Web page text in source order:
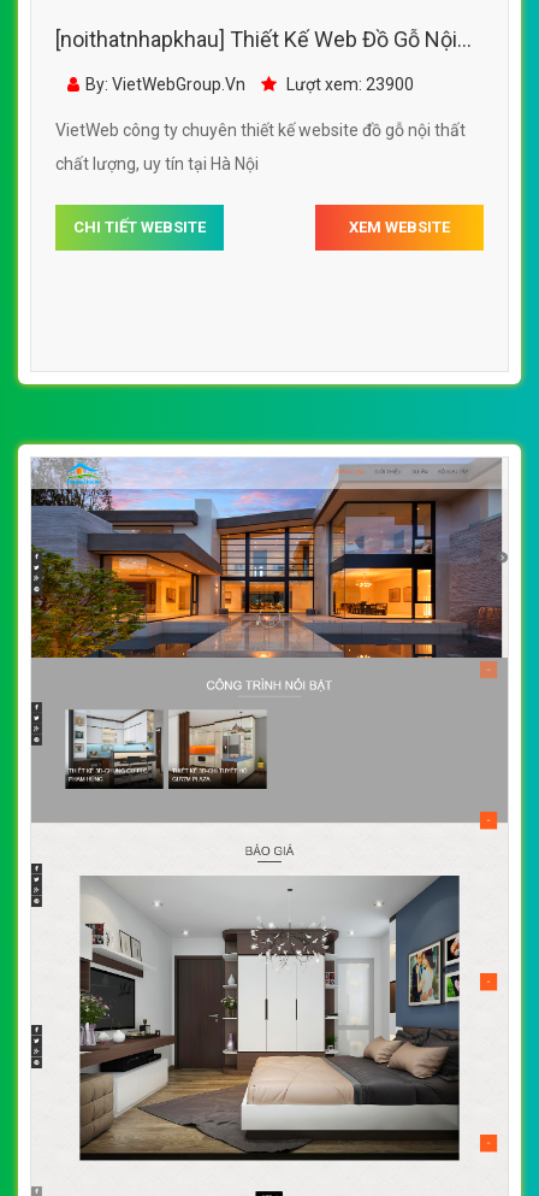
[noithatnhapkhau] Thiết Kế Web Đồ Gỗ Nội
Thất Lê Gia đẹp, chuyên nghiệp chuẩn SEO
By: VietWebGroup.Vn Lượt xem: 23900
VietWeb công ty chuyên thiết kế website đồ gỗ nội thất
chất lượng, uy tín tại Hà Nội
CHI TIẾT WEBSITE XEM WEBSITE